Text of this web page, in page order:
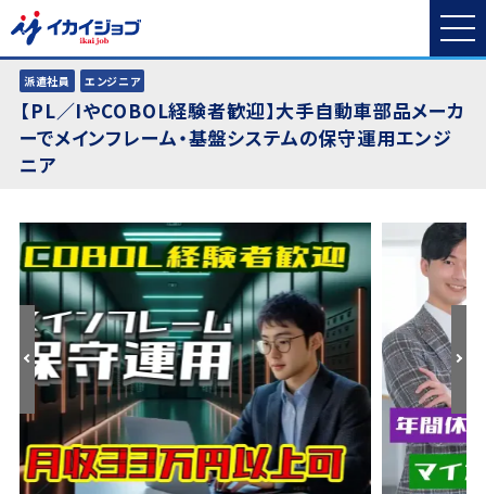
派遣社員 エンジニア
【PL／IやCOBOL経験者歓迎】大手自動車部品メーカ
ーでメインフレーム・基盤システムの保守運用エンジ
ニア